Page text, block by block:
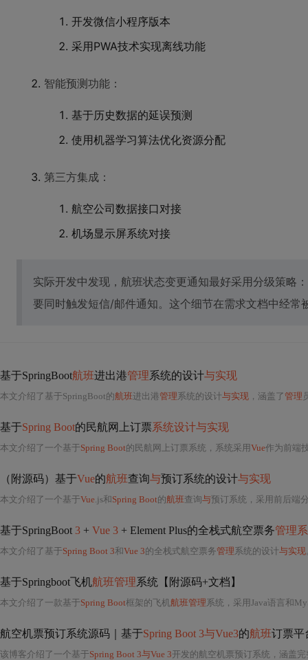
开发微信小程序版本
采用PWA技术实现离线功能
智能预测功能：
基于历史数据的延误预测
使用机器学习算法优化资源分配
第三方集成：
航空公司数据接口对接
机场显示屏系统对接
实际开发中发现，航班状态变更通知最好采用分级策略
要同时触发短信/邮件通知。这个细节在需求文档中经常
基于SpringBoot航班进出港管理系统的设计与实现
本文介绍了基于SpringBoot的航班进出港管理系统的设计与实现 ，涵盖了管理
基于Spring Boot的民航网上订票系统设计与实现
本文介绍了一个基于Spring Boot的民航网上订票系统，系统采用Vue作为前端技
（附源码）基于Vue的航班查询与预订系统的设计与实现
本文介绍了一个基于Vue.js和Spring Boot的航班查询与预订系统，采用前后端
基于SpringBoot 3 + Vue 3 + Element Plus的全栈式航空票务管理
本文介绍了基于Spring Boot 3和Vue 3的全栈式航空票务管理系统的设计与实现
基于Springboot飞机航班管理系统【附源码+文档】
本文介绍了一款基于Spring Boot框架的飞机航班管理系统，采用Java语言和
航空机票预订系统源码｜基于Spring Boot 3与Vue3的航班订票平
该博客介绍了一个基于Spring Boot 3与Vue 3开发的航空机票预订系统，涵盖